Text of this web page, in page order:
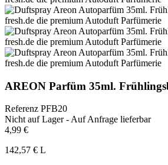
AREON Parfüm 35ml.
Referenz PFB20
Nicht auf Lager - Auf Anfrage lieferbar
4,99 €
142,57 € L